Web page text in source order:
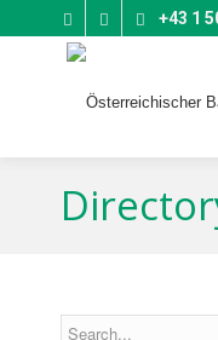
+43 1